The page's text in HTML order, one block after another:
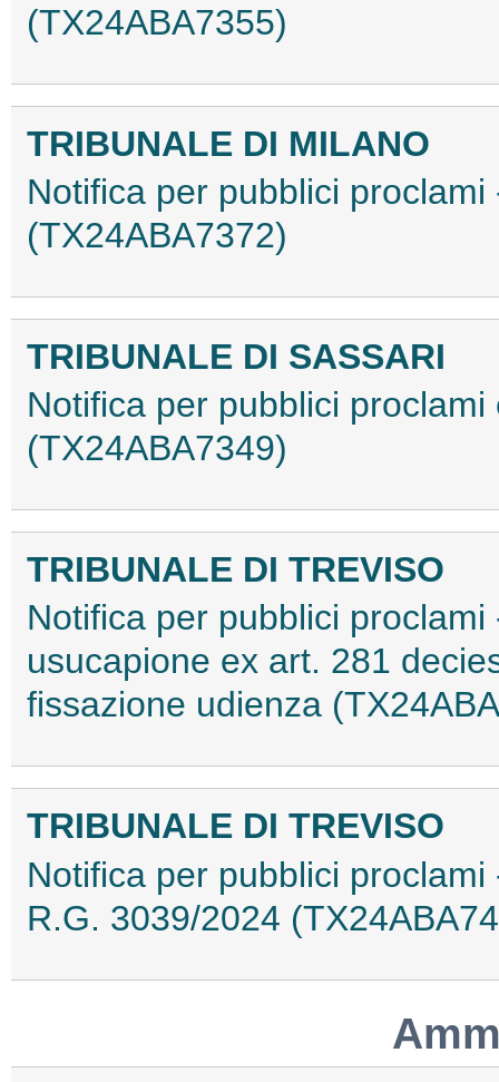
(TX24ABA7355)
TRIBUNALE DI MILANO
Notifica per pubblici
(TX24ABA7372)
TRIBUNALE DI SASSARI
Notifica per pubblici
(TX24ABA7349)
TRIBUNALE DI TREVISO
Notifica per pubblici
usucapione ex art. 281
fissazione udienza
TRIBUNALE DI TREVISO
Notifica per pubblici
R.G. 3039/2024